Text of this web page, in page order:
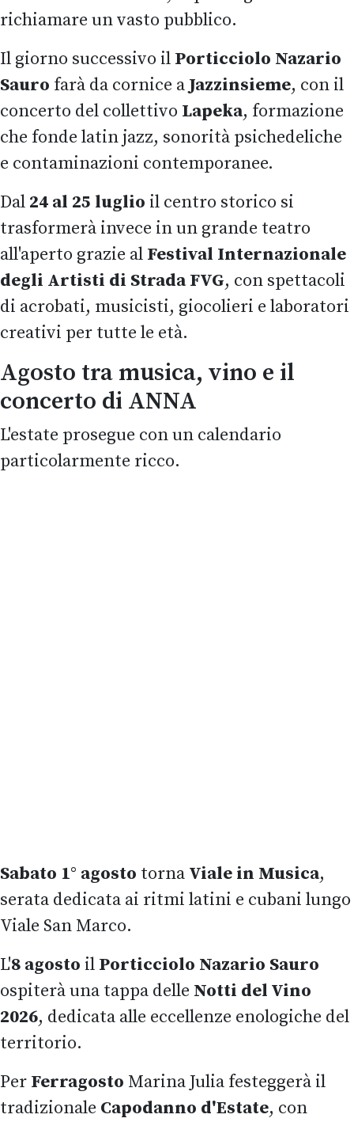
richiamare un vasto pubblico.
Il giorno successivo il Porticciolo Nazario
Sauro farà da cornice a Jazzinsieme, con il
concerto del collettivo Lapeka, formazione
che fonde latin jazz, sonorità psichedeliche
e contaminazioni contemporanee.
Dal 24 al 25 luglio il centro storico si
trasformerà invece in un grande teatro
all'aperto grazie al Festival Internazionale
degli Artisti di Strada FVG, con spettacoli
di acrobati, musicisti, giocolieri e laboratori
creativi per tutte le età.
Agosto tra musica, vino e il
concerto di ANNA
L'estate prosegue con un calendario
particolarmente ricco.
Sabato 1° agosto torna Viale in Musica,
serata dedicata ai ritmi latini e cubani lungo
Viale San Marco.
L'8 agosto il Porticciolo Nazario Sauro
ospiterà una tappa delle Notti del Vino
2026, dedicata alle eccellenze enologiche del
territorio.
Per Ferragosto Marina Julia festeggerà il
tradizionale Capodanno d'Estate, con